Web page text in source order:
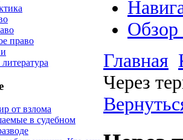
право
от взлома
в судебном
Обзор
Главная
Через